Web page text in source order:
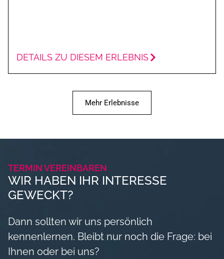
DETAILS ZU DIESEM ERLEBNIS
Mehr Erlebnisse
TERMIN VEREINBAREN
WIR HABEN IHR INTERESSE
GEWECKT?
Dann sollten wir uns persönlich
kennenlernen. Bleibt nur noch die Frage: bei
Ihnen oder bei uns?